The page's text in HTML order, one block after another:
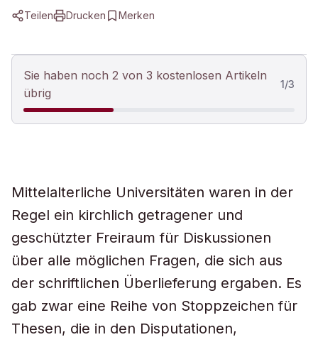
Teilen Drucken Merken
Sie haben noch 2 von 3 kostenlosen Artikeln
übrig
1/3
Mittelalterliche Universitäten waren in der
Regel ein kirchlich getragener und
geschützter Freiraum für Diskussionen
über alle möglichen Fragen, die sich aus
der schriftlichen Überlieferung ergaben. Es
gab zwar eine Reihe von Stoppzeichen für
Thesen, die in den Disputationen,